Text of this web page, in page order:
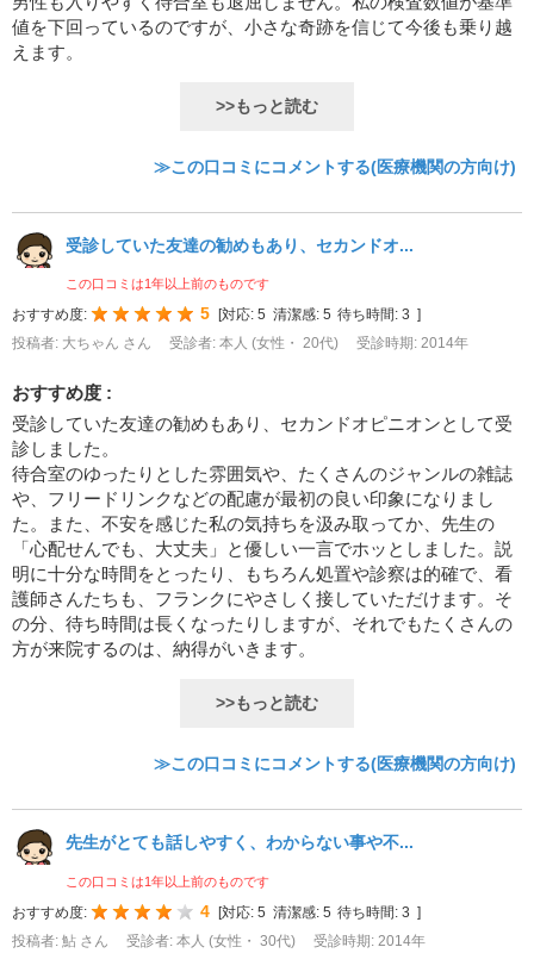
値を下回っているのですが、小さな奇跡を信じて今後も乗り越
えます。
>>もっと読む
≫この口コミにコメントする(医療機関の方向け)
受診していた友達の勧めもあり、セカンドオ...
この口コミは1年以上前のものです
おすすめ度: 5 対応: 5 清潔感: 5 待ち時間: 3
投稿者: 大ちゃん さん
受診者: 本人 (女性・ 20代) 受診時期: 2014年
おすすめ度 :
受診していた友達の勧めもあり、セカンドオピニオンとして受
診しました。
待合室のゆったりとした雰囲気や、たくさんのジャンルの雑誌
や、フリードリンクなどの配慮が最初の良い印象になりまし
た。また、不安を感じた私の気持ちを汲み取ってか、先生の
「心配せんでも、大丈夫」と優しい一言でホッとしました。説
明に十分な時間をとったり、もちろん処置や診察は的確で、看
護師さんたちも、フランクにやさしく接していただけます。そ
の分、待ち時間は長くなったりしますが、それでもたくさんの
方が来院するのは、納得がいきます。
>>もっと読む
≫この口コミにコメントする(医療機関の方向け)
先生がとても話しやすく、わからない事や不...
この口コミは1年以上前のものです
おすすめ度: 4 [対応: 5 清潔感: 5 待ち時間: 3 ]
投稿者: 鮎 さん
受診者: 本人 (女性・ 30代) 受診時期: 2014年